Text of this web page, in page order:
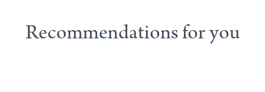
Recommendations for you